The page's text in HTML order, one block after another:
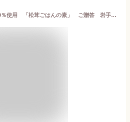
岩手山田町産・松茸100％使用 「松茸ごはんの素」 ご贈答 岩手県山田町 秋の味覚 お土産 ご褒美グルメ お歳暮ギフト